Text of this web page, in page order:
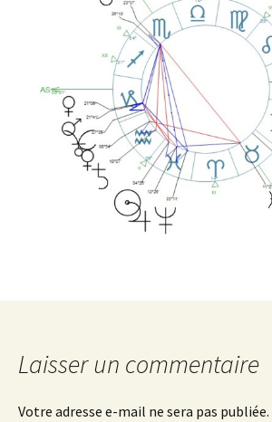
Laisser un commentaire
Votre adresse e-mail ne sera pas publiée.